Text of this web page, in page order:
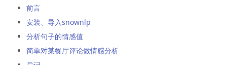
前言
安装、导入snownlp
分析句子的情感值
简单对某餐厅评论做情感分析